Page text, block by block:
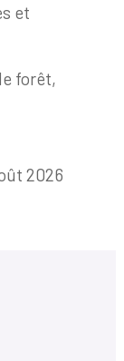
et
forêt,
2026